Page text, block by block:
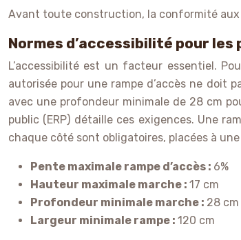
Avant toute construction, la conformité
Normes d’accessibilité pour
L’accessibilité est un facteur essentiel.
autorisée pour une rampe d’accès ne doit
avec une profondeur minimale de 28 cm
public (ERP) détaille ces exigences. Une
chaque côté sont obligatoires, placées à
Pente maximale rampe d’accès : 6%
Hauteur maximale marche : 17 cm
Profondeur minimale marche : 28 cm
Largeur minimale rampe : 120 cm